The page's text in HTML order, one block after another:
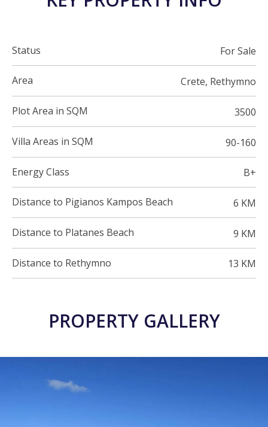
Status For Sale
Area Crete, Rethymno
Plot Area in SQM 3500
Villa Areas in SQM 90-160
Energy Class B+
Distance to Pigianos Kampos Beach 6 KM
Distance to Platanes Beach 9 KM
Distance to Rethymno 13 KM
PROPERTY GALLERY